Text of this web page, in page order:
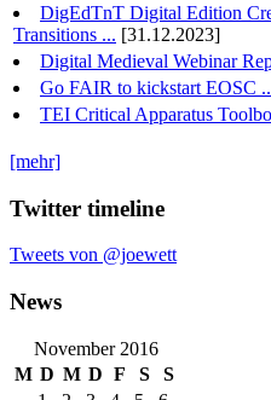
DigEdTnT Digital Edition
Transitions ... [31.12.2023]
Digital Medieval Webinar
Go FAIR to kickstart EOSC
TEI Critical Apparatus
[mehr]
Twitter timeline
Tweets von @joewett
News
November 2016
M D M D F S
S